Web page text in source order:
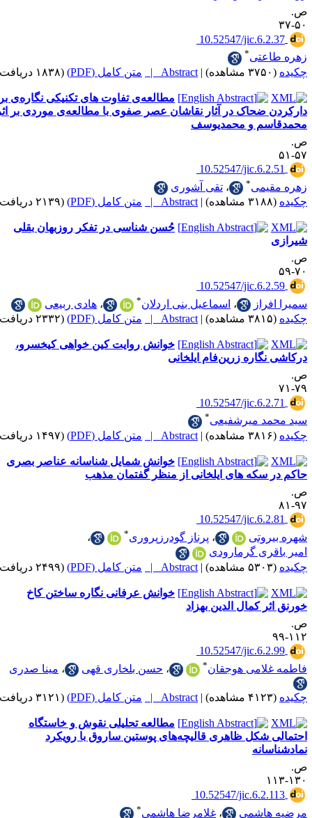
10.52547/
|
Abstract | متن کامل (PDF) (۱۸۳۸ دریافت)
مطالعه‌ی تفاوت های تکنیکی نگاره‌ی بر
ضحاک در آثار نقاشان عصر صفوی با مطالعه‌ی موردی بر اثر
و محمدیوسف
10.52547/
،تقی آشوری
|
Abstract | متن کامل (PDF) (۲۱۳۹ دریافت)
حُسن شناسی در تفکر روزبهان بقلی
10.52547/
،اسماعیل بنی اردلان* ،هادی ربیعی
|
Abstract | متن کامل (PDF) (۲۳۳۲ دریافت)
خوانش روایت کین خواهی کیخسرو،
زرین‌فام ایلخانی
10.52547/
میرشفیعی
|
Abstract | متن کامل (PDF) (۱۴۹۷ دریافت)
خوانش شمایل شناسانه عناصر بصری
سکه های ایلخانی از منظر گفتمان مذهب
10.52547/
،پرناز گودرزپروری
،
گرمارودی
|
Abstract | متن کامل (PDF) (۲۴۹۹ دریافت)
خوانش عرفانی نگاره ساختن کاخ
کمال الدین بهزاد
10.52547/
هوجقان
،حسن بلخاری قهی ،مینا صدری
|
Abstract | متن کامل (PDF) (۳۱۲۱ دریافت)
مطالعه تحلیلی نقوش و خاستگاه
شکل ظاهری قالیچه‌های پوستین ساروق با رویکرد
10.52547/
،غلامرضا هاشمی *